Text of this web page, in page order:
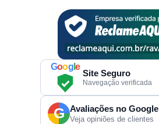
Google
Site Seguro
Navegação verificada
G Avaliações no Google
Veja opiniões de clientes